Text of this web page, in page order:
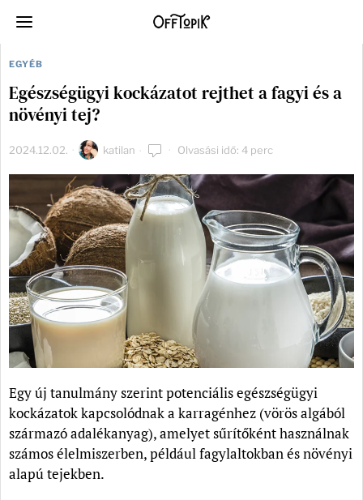
EGYÉB
Egészségügyi kockázatot rejthet a fagyi és a
növényi tej?
2024.12.02. katilan Olvasási idő: 4 perc
Egy új tanulmány szerint potenciális egészségügyi
kockázatok kapcsolódnak a karragénhez (vörös algából
származó adalékanyag), amelyet sűrítőként használnak
számos élelmiszerben, például fagylaltokban és növényi
alapú tejekben.